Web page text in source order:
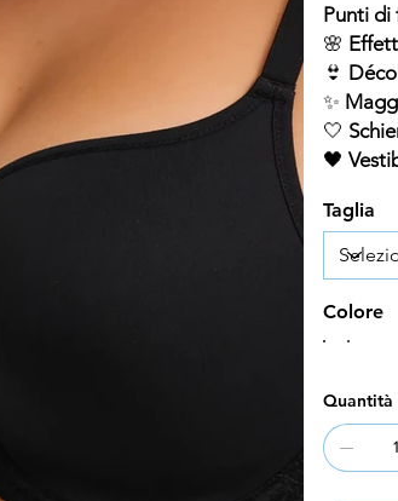
Punti di
🌸
👙
✨
🤍
🖤
Taglia
Colore
Quantità